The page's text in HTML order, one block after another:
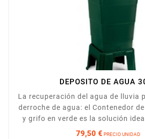
DEPOSITO DE AGUA
La recuperación del agua de lluvia
derroche de agua: el Contenedor
y grifo en verde es la solución
hasta 300 litros de agua. Con
79,50 € PRECIO UNIDAD